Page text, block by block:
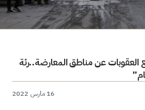
العقوبات عن مناطق المعارضة..رئة
16 مارس 2022